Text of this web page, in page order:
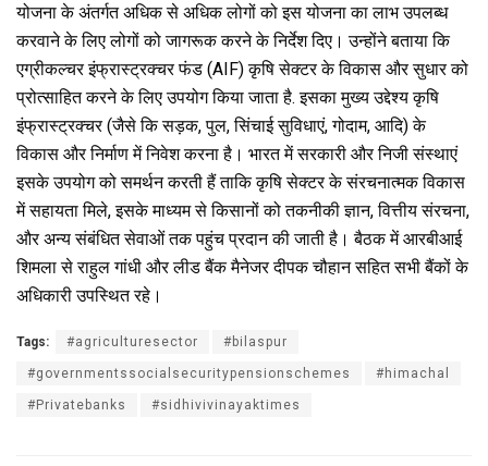
योजना के अंतर्गत अधिक से अधिक लोगों को इस योजना का लाभ उपलब्ध
करवाने के लिए लोगों को जागरूक करने के निर्देश दिए। उन्होंने बताया कि
एग्रीकल्चर इंफ्रास्ट्रक्चर फंड (AIF) कृषि सेक्टर के विकास और सुधार को
प्रोत्साहित करने के लिए उपयोग किया जाता है. इसका मुख्य उद्देश्य कृषि
इंफ्रास्ट्रक्चर (जैसे कि सड़क, पुल, सिंचाई सुविधाएं, गोदाम, आदि) के
विकास और निर्माण में निवेश करना है। भारत में सरकारी और निजी संस्थाएं
इसके उपयोग को समर्थन करती हैं ताकि कृषि सेक्टर के संरचनात्मक विकास
में सहायता मिले, इसके माध्यम से किसानों को तकनीकी ज्ञान, वित्तीय संरचना,
और अन्य संबंधित सेवाओं तक पहुंच प्रदान की जाती है। बैठक में आरबीआई
शिमला से राहुल गांधी और लीड बैंक मैनेजर दीपक चौहान सहित सभी बैंकों के
अधिकारी उपस्थित रहे।
Tags: #agriculturesector #bilaspur
#governmentssocialsecuritypensionschemes #himachal
#Privatebanks #sidhivivinayaktimes